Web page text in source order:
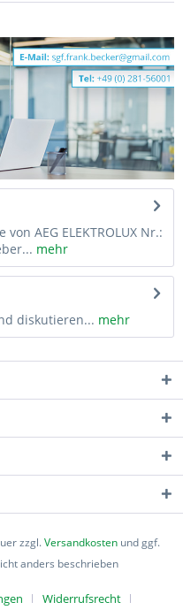
AEG ELEKTROLUX Nr.:
mehr
diskutieren... mehr
zzgl.Versandkosten und ggf.
anders beschrieben
Widerrufsrecht